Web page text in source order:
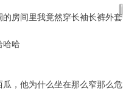
房间里我竟然穿长袖长裤外套
哈哈
，他为什么坐在那么窄那么危